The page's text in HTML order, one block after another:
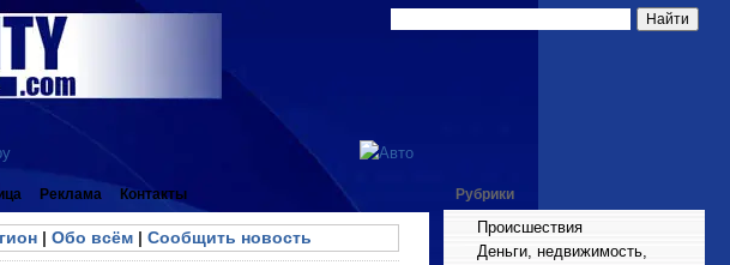
Реклама Контакты
| Обо всём| Сообщить новость
Рубрики
Происшествия
Деньги, недвижимость,